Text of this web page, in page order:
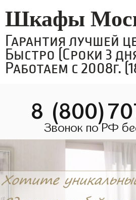
Шкафы
Гарантия лучшей
Быстро (Сроки 3
Работаем с 2008г.
8
Звонок по РФ